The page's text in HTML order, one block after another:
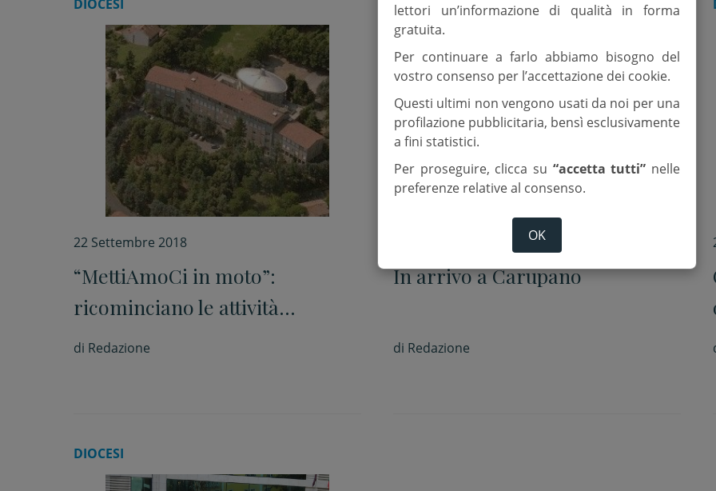
DIOCESI
22 Settembre 2018
“MettiAmoCi in moto”:
ricominciano le attività
dell’azione cattolica
di Redazione
DIOCESI
In arrivo a Carupano
di Redazione
DIOCESI
lettori un’informazione di qualità in forma
gratuita.
Per continuare a farlo abbiamo bisogno del
vostro consenso per l’accettazione dei cookie.
Questi ultimi non vengono usati da noi per una
profilazione pubblicitaria, bensì esclusivamente
a fini statistici.
Per proseguire, clicca su “accetta tutti” nelle
preferenze relative al consenso.
OK